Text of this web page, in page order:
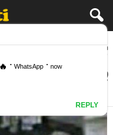
کلیپ زن و شوهر